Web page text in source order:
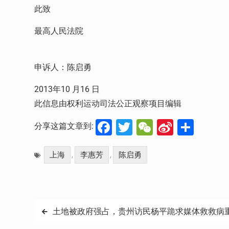
此致
最高人民法院
申诉人：陈启勇
2013年10 月 16 日
此信息由权利运动司法公正观察项目编辑
分享这篇文章到: Facebook
Twitter
WeChat
Sina
上海 , 李惠芳 , 陈启勇
文 土地被政府强占，贵州访民杨平跪求媒体救救病